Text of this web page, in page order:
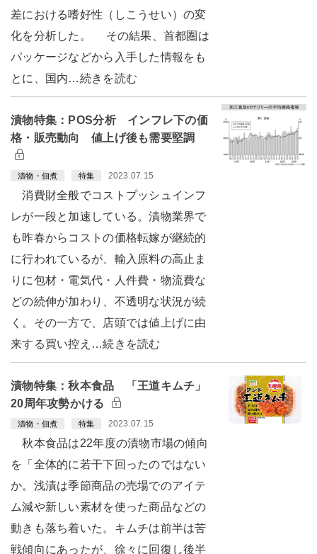
差における嗜好性（しこうせい）の変
化を分析した。 その結果、首都圏は
パッケージなどから入手した情報をも
とに、国内…続きを読む
漬物特集：POS分析 インフレ下の価
格・販売動向 値上げ後も需要堅調
漬物・佃煮 特集 2023.07.15
消費財全般でコストプッシュインフ
レが一段と加速している。漬物業界で
も昨春からコストの価格転嫁が継続的
に行われているが、輸入原料の高止ま
りに包材・電気代・人件費・物流費な
どの続伸が加わり、不透明な状況が続
く。その一方で、店頭では値上げに由
来する買い控え…続きを読む
漬物特集：秋本食品 「王道キムチ」
20周年攻勢かける
漬物・佃煮 特集 2023.07.15
秋本食品は22年度の漬物市場の傾向
を「全体的に若干下回ったのではない
か。浅漬は季節商品の売場でのアイテ
ム減や新しい素材を使った商品などの
動きも落ち着いた。キムチは前半は苦
戦傾向にあったが、徐々に回復し後半